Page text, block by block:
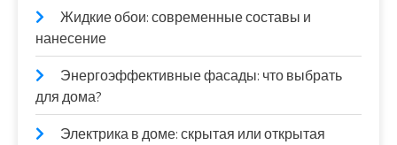
Жидкие обои: современные составы и
нанесение
Энергоэффективные фасады: что выбрать
для дома?
Электрика в доме: скрытая или открытая